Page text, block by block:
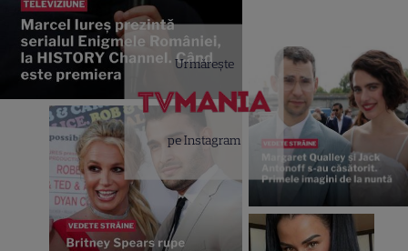
Urmărește
pe Instagram